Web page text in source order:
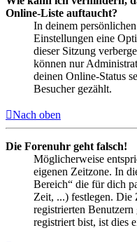
Online-Liste auftaucht?
In deinem
Einstellungen eine
dieser Sitzung
können nur
deinen Online-Status
Besucher gezählt.
Nach oben
Die Forenuhr geht falsch!
Möglicherweise
eigenen Zeitzone. In
Bereich“ die für dich
Zeit, ...) festlegen. Die
registrierten
registriert bist, ist dies